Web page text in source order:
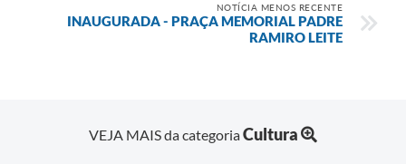
NOTÍCIA MENOS RECENTE
INAUGURADA - PRAÇA MEMORIAL PADRE
RAMIRO LEITE
VEJA MAIS da categoriaCultura